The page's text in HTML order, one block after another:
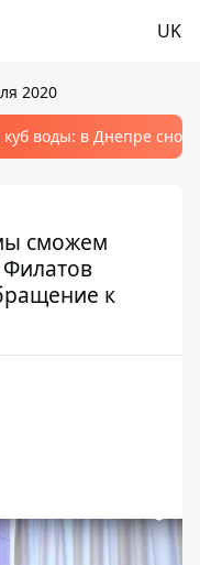
UK
2020
куб воды: в Днепре
сможем
Филатов
к